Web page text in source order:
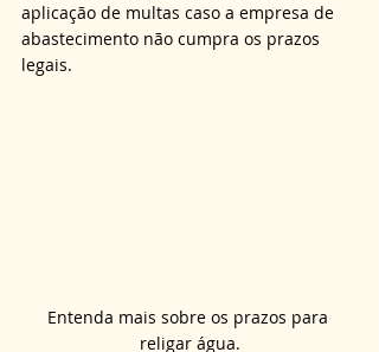
aplicação de multas caso a empresa de
abastecimento não cumpra os prazos
legais.
Entenda mais sobre os prazos para
religar água.